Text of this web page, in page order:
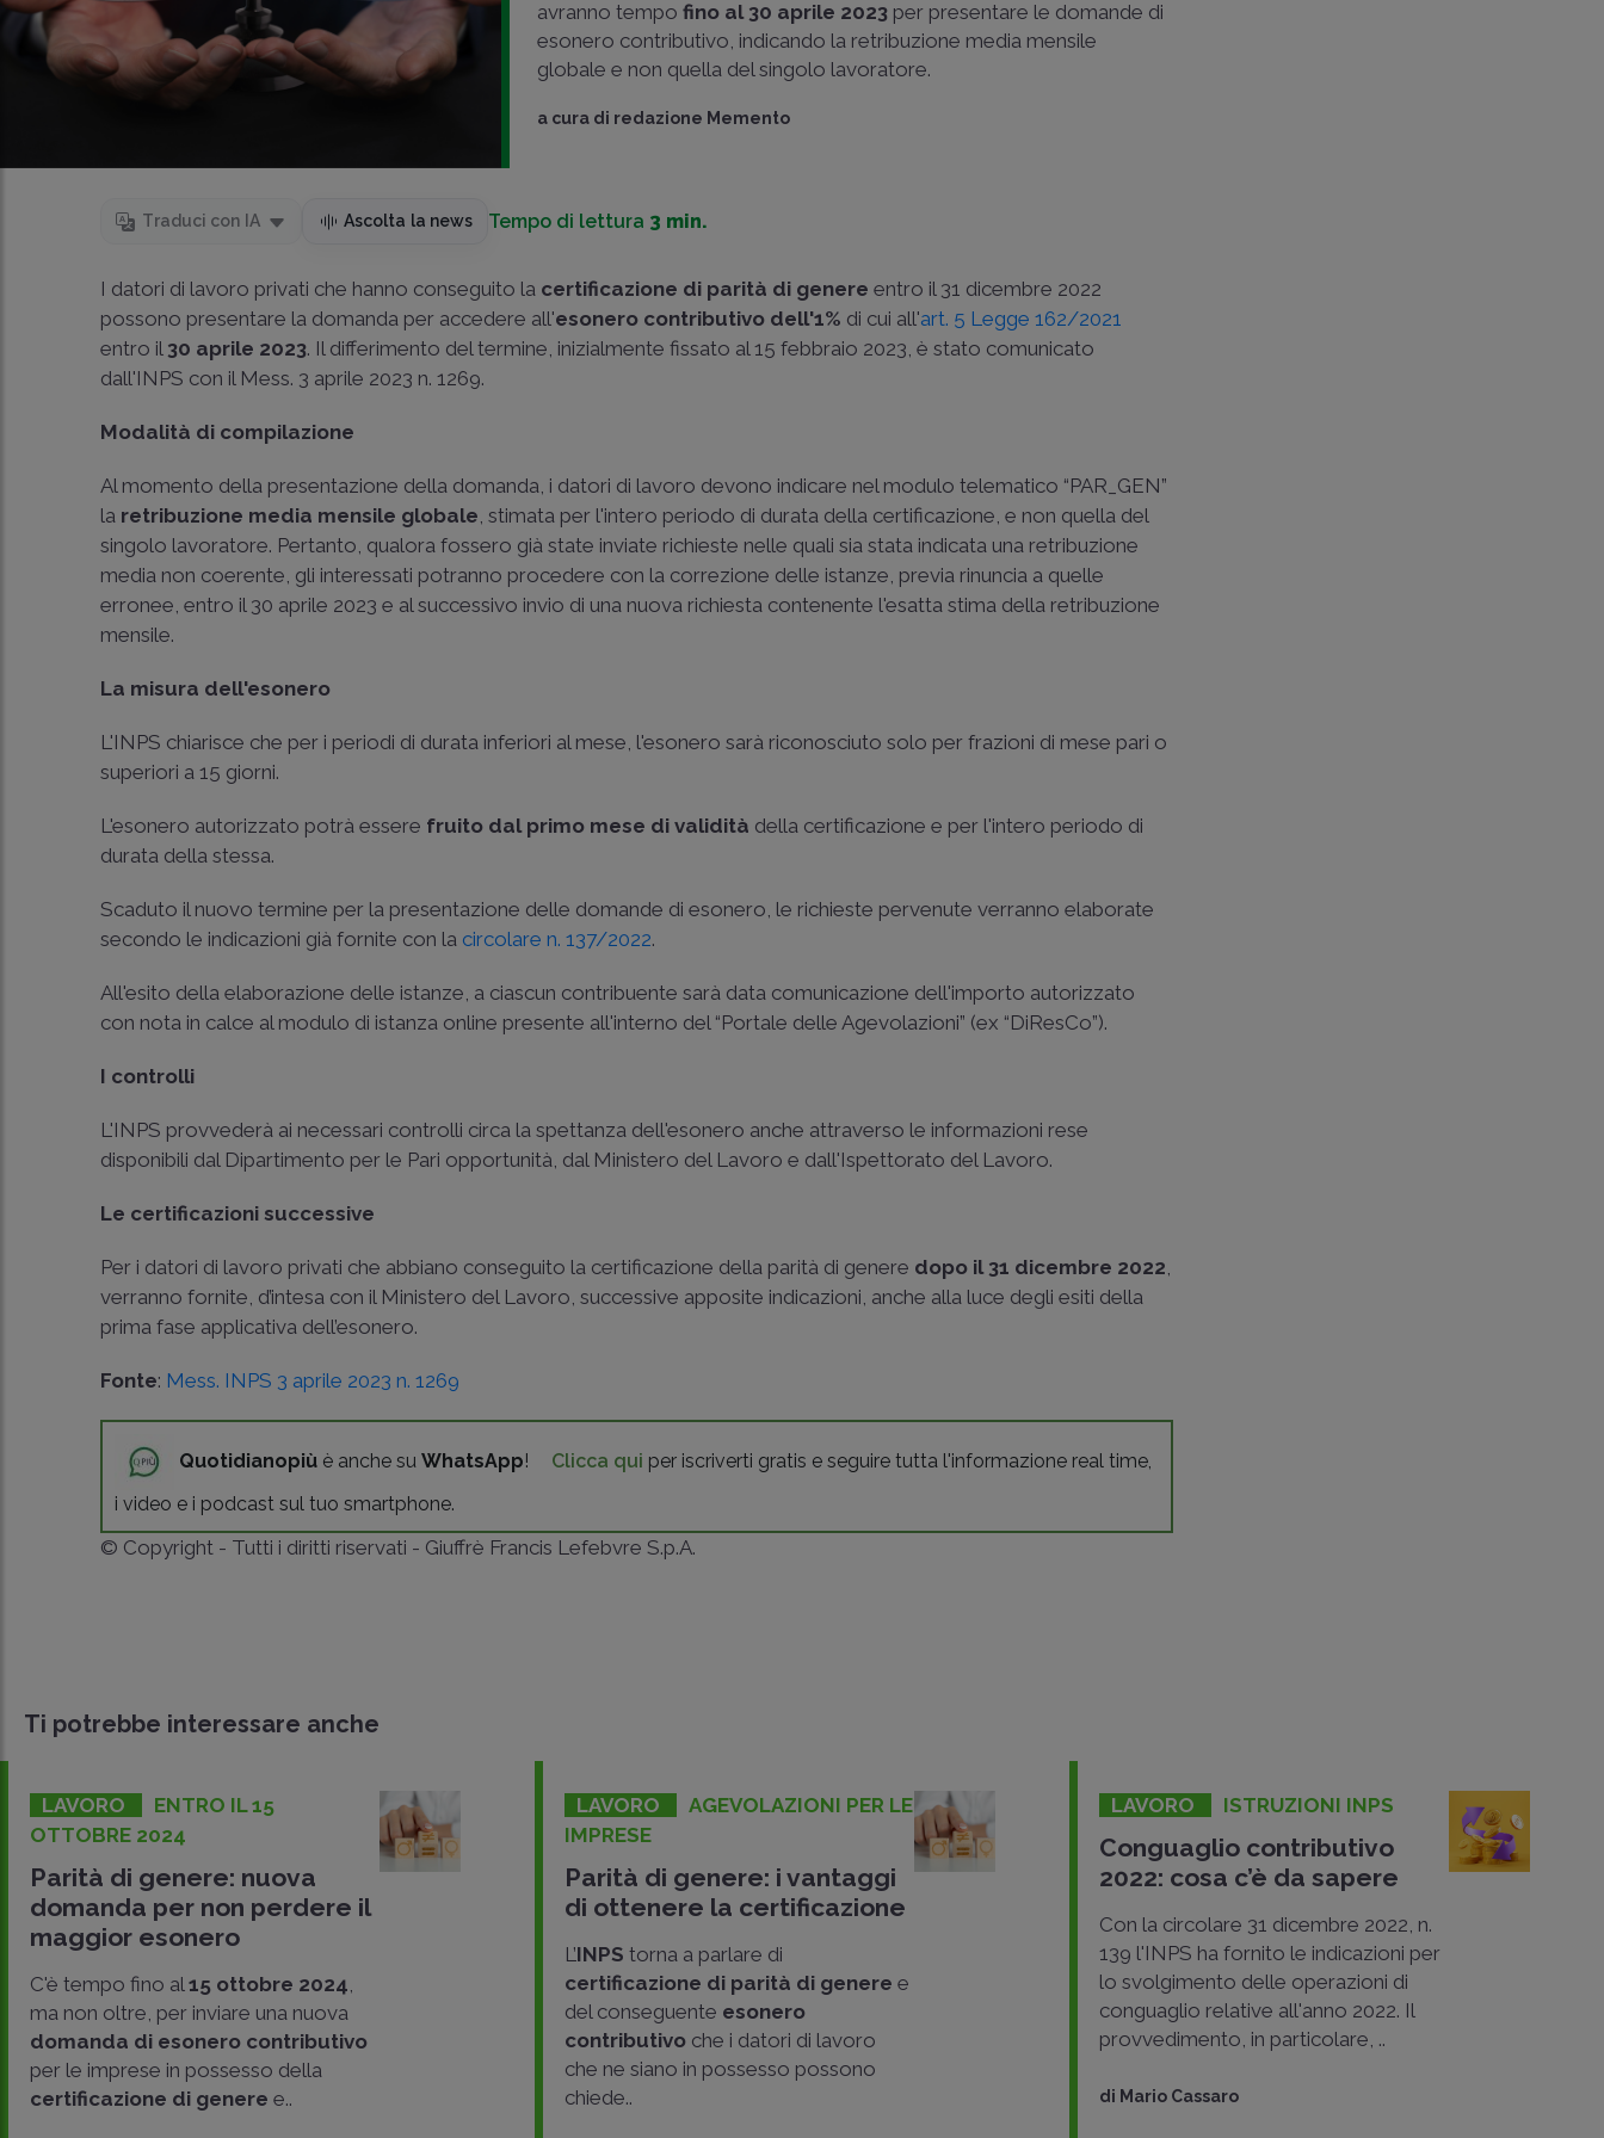
avranno tempofino al 30 aprile 2023 per presentare le domande di
esonero contributivo, indicando la retribuzione media mensile
globale e non quella del singolo lavoratore.
a cura di redazione Memento
CONDIVIDI
Traduci con IA Ascolta la news Tempo di lettura 3 min.
I datori di lavoro privati che hanno conseguito la certificazione di parità di genere entro il 31 dicembre 2022
possono presentare la domanda per accedere all'esonero contributivo dell'1% di cui all'art. 5 Legge 162/2021
entro il 30 aprile 2023. Il differimento del termine, inizialmente fissato al 15 febbraio 2023, è stato comunicato
dall'INPS con il Mess. 3 aprile 2023 n. 1269.
Modalità di compilazione
Al momento della presentazione della domanda, i datori di lavoro devono indicare nel modulo telematico “PAR_GEN”
la retribuzione media mensile globale, stimata per l'intero periodo di durata della certificazione, e non quella del
singolo lavoratore. Pertanto, qualora fossero già state inviate richieste nelle quali sia stata indicata una retribuzione
media non coerente, gli interessati potranno procedere con la correzione delle istanze, previa rinuncia a quelle
erronee, entro il 30 aprile 2023 e al successivo invio di una nuova richiesta contenente l'esatta stima della retribuzione
mensile.
La misura dell'esonero
L'INPS chiarisce che per i periodi di durata inferiori al mese, l'esonero sarà riconosciuto solo per frazioni di mese pari o
superiori a 15 giorni.
L'esonero autorizzato potrà essere fruito dal primo mese di validità della certificazione e per l'intero periodo di
durata della stessa.
Scaduto il nuovo termine per la presentazione delle domande di esonero, le richieste pervenute verranno elaborate
secondo le indicazioni già fornite con la circolare n. 137/2022.
All'esito della elaborazione delle istanze, a ciascun contribuente sarà data comunicazione dell'importo autorizzato
con nota in calce al modulo di istanza online presente all'interno del “Portale delle Agevolazioni” (ex “DiResCo”).
I controlli
L'INPS provvederà ai necessari controlli circa la spettanza dell'esonero anche attraverso le informazioni rese
disponibili dal Dipartimento per le Pari opportunità, dal Ministero del Lavoro e dall'Ispettorato del Lavoro.
Le certificazioni successive
Per i datori di lavoro privati che abbiano conseguito la certificazione della parità di genere dopo il 31 dicembre 2022,
verranno fornite, d’intesa con il Ministero del Lavoro, successive apposite indicazioni, anche alla luce degli esiti della
prima fase applicativa dell’esonero.
Fonte: Mess. INPS 3 aprile 2023 n. 1269
Quotidianopiù è anche suWhatsApp! Clicca qui per iscriverti gratis e seguire tutta l'informazione real time,
i video e i podcast sul tuo smartphone.
© Copyright - Tutti i diritti riservati - Giuffrè Francis Lefebvre S.p.A.
Ti potrebbe interessare anche
LAVORO
ENTRO IL 15
OTTOBRE 2024
Parità di genere: nuova
domanda per non perdere il
maggior esonero
C'è tempo fino al15 ottobre 2024,
ma non oltre, per inviare una nuova
domanda di esonero contributivo
per le imprese in possesso della
certificazione di genere e..
LAVORO
AGEVOLAZIONI PER LE
IMPRESE
Parità di genere: i vantaggi
di ottenere la certificazione
L’INPS torna a parlare di
certificazione di parità di genere e
del conseguente esonero
contributivo che i datori di lavoro
che ne siano in possesso possono
chiede..
LAVORO ISTRUZIONI INPS
Conguaglio contributivo
2022: cosa c’è da sapere
Con la circolare 31 dicembre 2022, n.
139 l'INPS ha fornito le indicazioni per
lo svolgimento delle operazioni di
conguaglio relative all'anno 2022. Il
provvedimento, in particolare, ..
di Mario Cassaro